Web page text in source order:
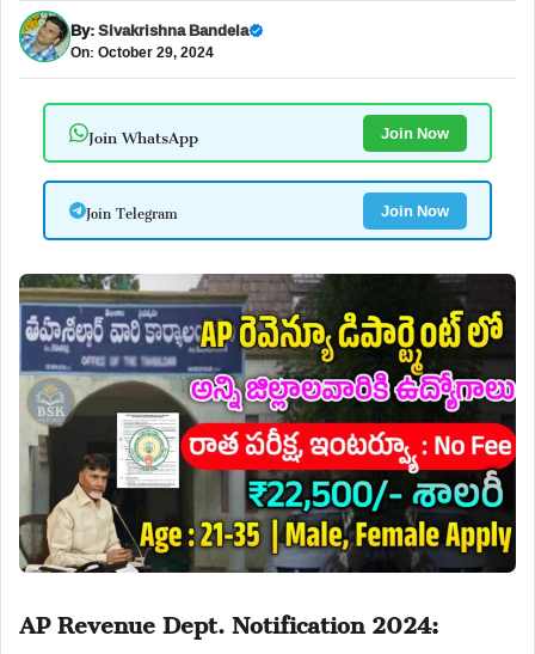
By:Sivakrishna Bandela
On: October 29, 2024
Join WhatsApp Join Now
Join Telegram Join Now
AP Revenue Dept. Notification 2024: